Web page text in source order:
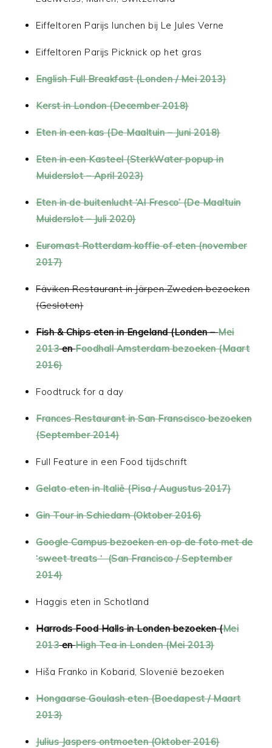
Eiffeltoren Parijs lunchen bij Le Jules Verne
Eiffeltoren Parijs Picknick op het gras
English Full Breakfast (Londen / Mei 2013)
Kerst in London (December 2018)
Eten in een kas (De Maaltuin – Juni 2018)
Eten in een Kasteel (SterkWater popup in
Muiderslot – April 2023)
Eten in de buitenlucht ‘Al Fresco’ (De Maaltuin
Muiderslot – Juli 2020)
Euromast Rotterdam koffie of eten (november
2017)
Fäviken Restaurant in Järpen Zweden bezoeken
(Gesloten)
Fish & Chips eten in Engeland (Londen –Mei
2013enFoodhall Amsterdam bezoeken (Maart
2016)
Foodtruck for a day
Frances Restaurant in San Franscisco bezoeken
(September 2014)
Full Feature in een Food tijdschrift
Gelato eten in Italië (Pisa / Augustus 2017)
Gin Tour in Schiedam (Oktober 2016)
Google Campus bezoeken en op de foto met de
‘sweet treats ‘ (San Francisco / September
2014)
Haggis eten in Schotland
Harrods Food Halls in Londen bezoeken (Mei
2013enHigh Tea in Londen (Mei 2013)
Hiša Franko in Kobarid, Slovenië bezoeken
Hongaarse Goulash eten (Boedapest / Maart
2013)
Julius Jaspers ontmoeten (Oktober 2016)